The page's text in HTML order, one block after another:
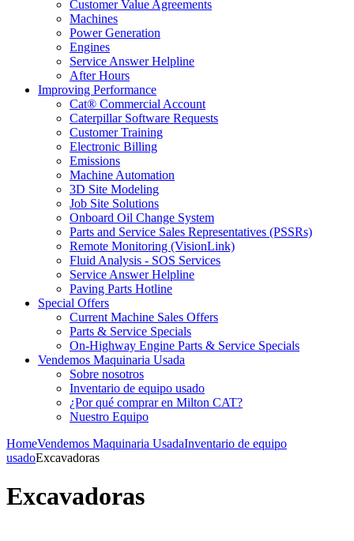
Customer Value Agreements
Machines
Power Generation
Engines
Service Answer Helpline
After Hours
Improving Performance
Cat® Commercial Account
Caterpillar Software Requests
Customer Training
Electronic Billing
Emissions
Machine Automation
3D Site Modeling
Job Site Solutions
Onboard Oil Change System
Parts and Service Sales Representatives (PSSRs)
Remote Monitoring (VisionLink)
Fluid Analysis - SOS Services
Service Answer Helpline
Paving Parts Hotline
Special Offers
Current Machine Sales Offers
Parts & Service Specials
On-Highway Engine Parts & Service Specials
Vendemos Maquinaria Usada
Sobre nosotros
Inventario de equipo usado
¿Por qué comprar en Milton CAT?
Nuestro Equipo
HomeVendemos Maquinaria UsadaInventario de equipo
usadoExcavadoras
Excavadoras